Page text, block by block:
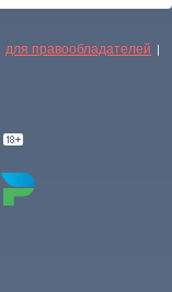
для правообладателей |